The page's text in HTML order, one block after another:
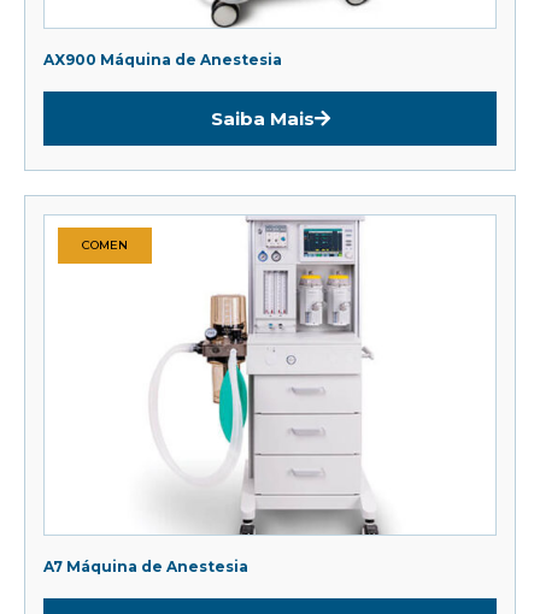
AX900 Máquina de Anestesia
Saiba Mais
A7 Máquina de Anestesia
COMEN